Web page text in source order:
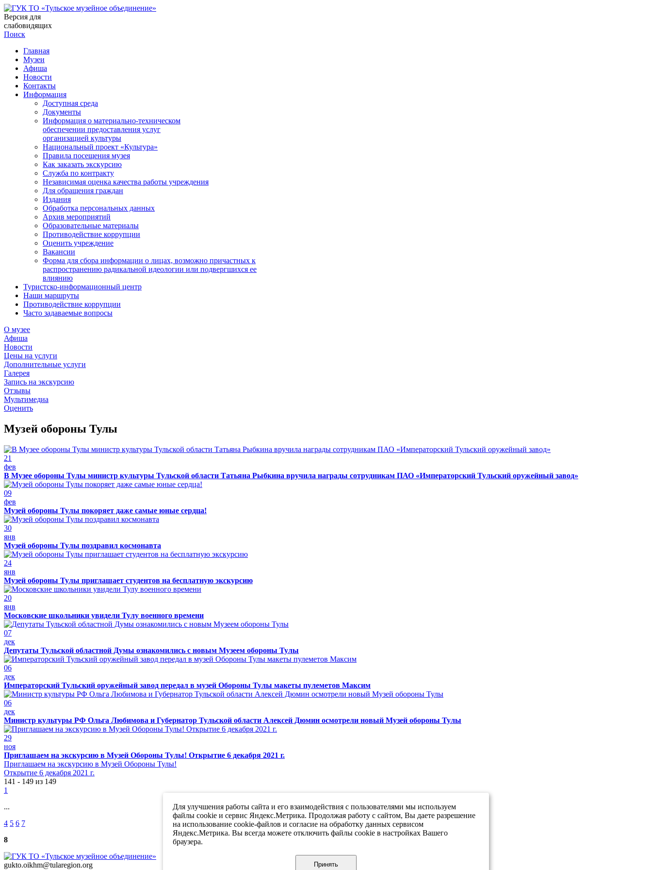
Версия для
слабовидящих
Поиск
Главная
Музеи
Афиша
Новости
Контакты
Информация
Доступная среда
Документы
Информация о материально-техническом
обеспечении предоставления услуг
организацией культуры
Национальный проект «Культура»
Правила посещения музея
Как заказать экскурсию
Служба по контракту
Независимая оценка качества работы учреждения
Для обращения граждан
Издания
Обработка персональных данных
Архив мероприятий
Образовательные материалы
Противодействие коррупции
Оценить учреждение
Вакансии
Форма для сбора информации о лицах, возможно причастных к
распространению радикальной идеологии или подвергшихся ее
влиянию
Туристско-информационный центр
Наши маршруты
Противодействие коррупции
Часто задаваемые вопросы
О музее
Афиша
Новости
Цены на услуги
Дополнительные услуги
Галерея
Запись на экскурсию
Отзывы
Мультимедиа
Оценить
Музей обороны Тулы
21
фев
В Музее обороны Тулы министр культуры Тульской области Татьяна Рыбкина вручила награды сотрудникам ПАО «Императорский Тульский оружейный завод»
09
фев
Музей обороны Тулы покоряет даже самые юные сердца!
30
янв
Музей обороны Тулы поздравил космонавта
24
янв
Музей обороны Тулы приглашает студентов на бесплатную экскурсию
20
янв
Московские школьники увидели Тулу военного времени
07
дек
Депутаты Тульской областной Думы ознакомились с новым Музеем обороны Тулы
06
дек
Императорский Тульский оружейный завод передал в музей Обороны Тулы макеты пулеметов Максим
06
дек
Министр культуры РФ Ольга Любимова и Губернатор Тульской области Алексей Дюмин осмотрели новый Музей обороны Тулы
29
ноя
Приглашаем на экскурсию в Музей Обороны Тулы! Открытие 6 декабря 2021 г.
Приглашаем на экскурсию в Музей Обороны Тулы!
Открытие 6 декабря 2021 г.
141 - 149 из 149
1
...
4 5 6 7
8
gukto.oikhm@tularegion.org
Для улучшения работы сайта и его взаимодействия с пользователями мы используем
файлы cookie и сервис Яндекс.Метрика. Продолжая работу с сайтом, Вы даете разрешение
на использование cookie-файлов и согласие на обработку данных сервисом
Яндекс.Метрика. Вы всегда можете отключить файлы cookie в настройках Вашего
браузера.
Принять